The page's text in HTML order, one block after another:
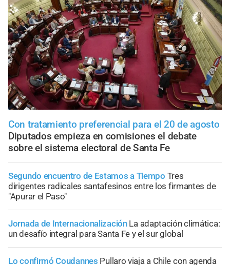
Con tratamiento preferencial para el 20 de agosto
Diputados empieza en comisiones el debate
sobre el sistema electoral de Santa Fe
Segundo encuentro de Estamos a Tiempo Tres
dirigentes radicales santafesinos entre los firmantes de
"Apurar el Paso"
Jornada de Internacionalización La adaptación climática:
un desafío integral para Santa Fe y el sur global
Lo confirmó Coudannes Pullaro viaja a Chile con agenda